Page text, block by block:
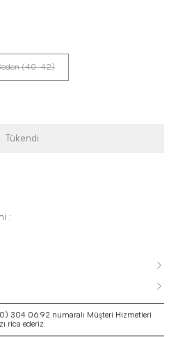
(40-42)
Tükendi
:
304 06 92 numaralı Müşteri Hizmetleri
rica ederiz.